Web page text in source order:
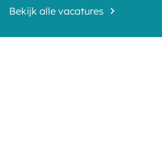
Bekijk alle vacatures